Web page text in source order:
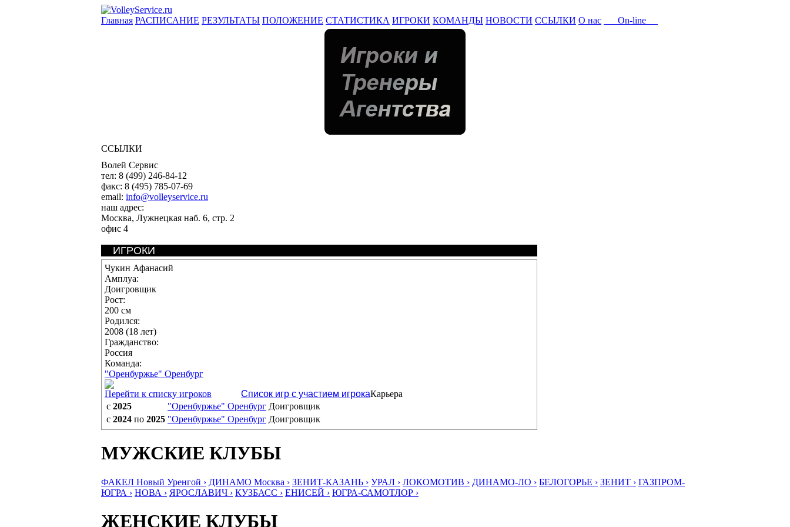
Главная РАСПИСАНИЕ РЕЗУЛЬТАТЫ ПОЛОЖЕНИЕ СТАТИСТИКА ИГРОКИ КОМАНДЫ НОВОСТИ ССЫЛКИ О нас On-line
ССЫЛКИ
Волей Сервис
тел: 8 (499) 246-84-12
факс: 8 (495) 785-07-69
email: info@volleyservice.ru
наш адрес:
Москва, Лужнецкая наб. 6, стр. 2
офис 4
ИГРОКИ
Чукин Афанасий
Амплуа:
Доигровщик
Рост:
200 см
Родился:
2008 (18 лет)
Гражданство:
Россия
Команда:
"Оренбуржье" Оренбург
Перейти к списку игроков
Список игр с участием игрокаКарьера
с 2025 "Оренбуржье" Оренбург Доигровщик
с 2024 по 2025 "Оренбуржье" Оренбург Доигровщик
МУЖСКИЕ КЛУБЫ
ФАКЕЛ Новый Уренгой › ДИНАМО Москва › ЗЕНИТ-КАЗАНЬ › УРАЛ › ЛОКОМОТИВ › ДИНАМО-ЛО › БЕЛОГОРЬЕ › ЗЕНИТ › ГАЗПРОМ-
ЮГРА › НОВА › ЯРОСЛАВИЧ › КУЗБАСС › ЕНИСЕЙ › ЮГРА-САМОТЛОР ›
ЖЕНСКИЕ КЛУБЫ